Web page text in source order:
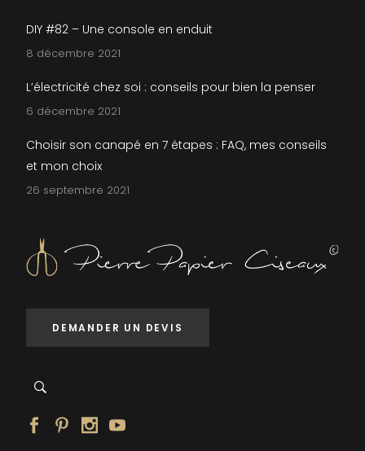
DIY #82 – Une console en enduit
8 décembre 2021
L’électricité chez soi : conseils pour bien la penser
6 décembre 2021
Choisir son canapé en 7 étapes : FAQ, mes conseils
et mon choix
26 septembre 2021
DEMANDER UN DEVIS